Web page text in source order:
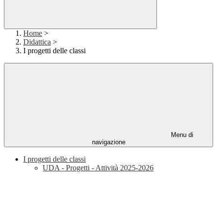
Home >
Didattica >
I progetti delle classi
Menu di
navigazione
I progetti delle classi
UDA - Progetti - Attività 2025-2026